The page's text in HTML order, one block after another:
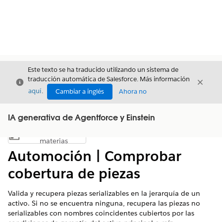
Cerrar
Este texto se ha traducido utilizando un sistema de
traducción automática de Salesforce. Más información
aquí. Cambiar a inglés Ahora no
Cerrar
IA generativa de Agentforce y Einstein
Mostrar índice de materias
materias
Automoción | Comprobar
cobertura de piezas
Valida y recupera piezas serializables en la jerarquía de un
activo. Si no se encuentra ninguna, recupera las piezas no
serializables con nombres coincidentes cubiertos por las